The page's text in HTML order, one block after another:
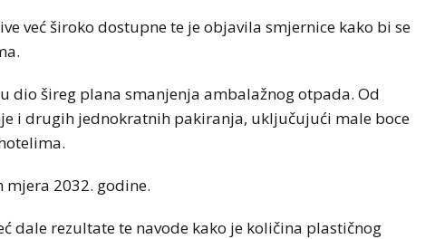
već široko dostupne te je objavila smjernice kako bi se
dio šireg plana smanjenja ambalažnog otpada. Od
i drugih jednokratnih pakiranja, uključujući male boce
2032. godine.
dale rezultate te navode kako je količina plastičnog